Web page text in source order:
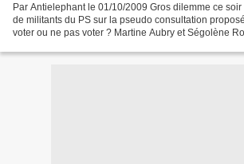
Par Antielephant le 01/10/2009 Gros dilemme ce
de militants du PS sur la pseudo consultation
voter ou ne pas voter ? Martine Aubry et Ségolène